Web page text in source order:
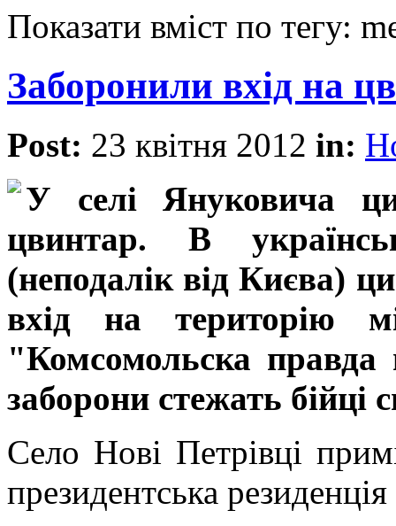
Показати вміст по тегу:
Заборонили вхід на
Post: 23 квітня 2012 in:
У селі Януковича
цвинтар. В
(неподалік від Києва)
вхід на територію
"Комсомольска
заборони стежать бійці
Село Нові Петрівці
президентська